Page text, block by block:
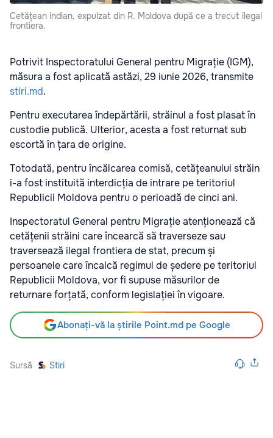
Cetățean indian, expulzat din R. Moldova după ce a trecut ilegal
frontiera.
Potrivit Inspectoratului General pentru Migrație (IGM),
măsura a fost aplicată astăzi, 29 iunie 2026, transmite
stiri.md.
Pentru executarea îndepărtării, străinul a fost plasat în
custodie publică. Ulterior, acesta a fost returnat sub
escortă în țara de origine.
Totodată, pentru încălcarea comisă, cetățeanului străin
i-a fost instituită interdicția de intrare pe teritoriul
Republicii Moldova pentru o perioadă de cinci ani.
Inspectoratul General pentru Migrație atenționează că
cetățenii străini care încearcă să traverseze sau
traversează ilegal frontiera de stat, precum și
persoanele care încalcă regimul de ședere pe teritoriul
Republicii Moldova, vor fi supuse măsurilor de
returnare forțată, conform legislației în vigoare.
Abonați-vă la știrile Point.md pe Google
Sursă Stiri